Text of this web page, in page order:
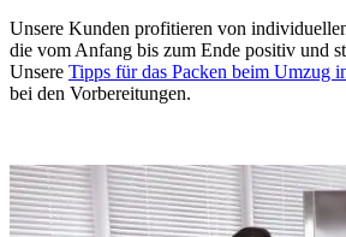
Unsere Kunden profitieren von
die vom Anfang bis zum Ende positiv und
Unsere Tipps für das Packen beim Umzug
bei den Vorbereitungen.